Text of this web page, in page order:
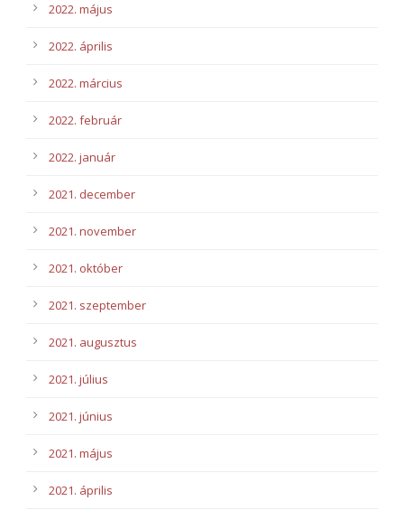
2022. május
2022. április
2022. március
2022. február
2022. január
2021. december
2021. november
2021. október
2021. szeptember
2021. augusztus
2021. július
2021. június
2021. május
2021. április